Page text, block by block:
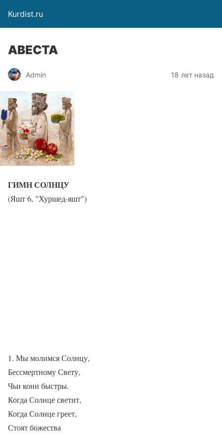
Kurdist.ru
АВЕСТА
Admin 18 лет назад
ГИМН СОЛНЦУ
(Яшт 6, "Хуршед-яшт")
1. Мы молимся Солнцу,
Бессмертному Свету,
Чьи кони быстры.
Когда Солнце светит,
Когда Солнце греет,
Стоят божества